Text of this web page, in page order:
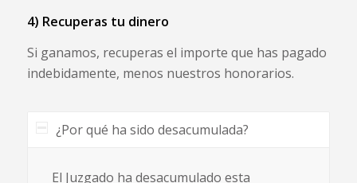
4) Recuperas tu dinero
Si ganamos, recuperas el importe que has pagado
indebidamente, menos nuestros honorarios.
¿Por qué ha sido desacumulada?
El Juzgado ha desacumulado esta